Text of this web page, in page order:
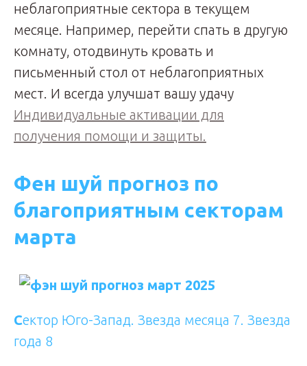
неблагоприятные сектора в текущем
месяце. Например, перейти спать в другую
комнату, отодвинуть кровать и
письменный стол от неблагоприятных
мест. И всегда улучшат вашу удачу
Индивидуальные активации для
получения помощи и защиты.
Фен шуй прогноз по
благоприятным секторам
марта
Сектор Юго-Запад. Звезда месяца 7. Звезда
года 8